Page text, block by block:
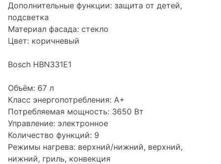
Дополнительные функции: защита от детей,
подсветка
Материал фасада: стекло
Цвет: коричневый
Bosch HBN331E1
Объём: 67 л
Класс энергопотребления: A+
Потребляемая мощность: 3650 Вт
Управление: электронное
Количество функций: 9
Режимы нагрева: верхний/нижний, верхний,
нижний, гриль, конвекция